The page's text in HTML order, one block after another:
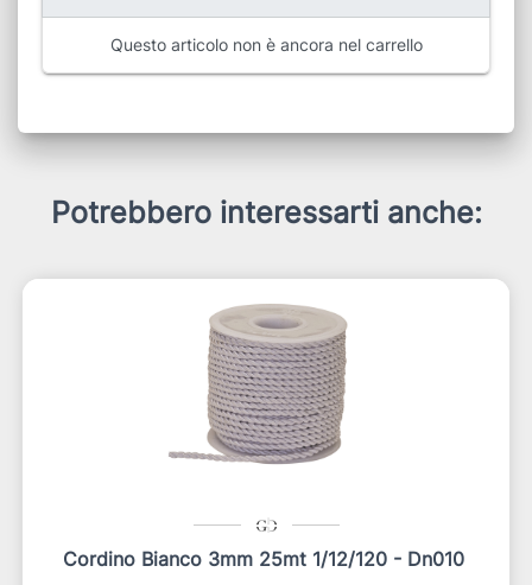
Questo articolo non è ancora nel carrello
Potrebbero interessarti anche:
Cordino Bianco 3mm 25mt 1/12/120 - Dn010